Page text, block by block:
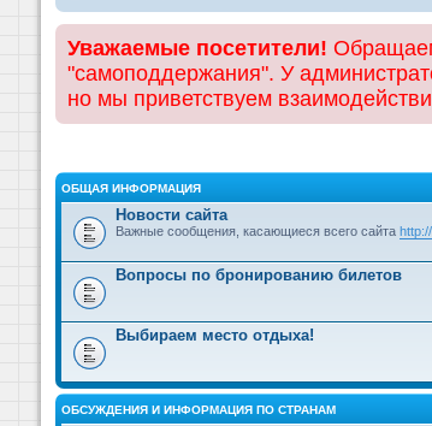
Уважаемые посетители!
"самоподдержания". У
но мы приветствуем
ОБЩАЯ ИНФОРМАЦИЯ
Новости сайта
Важные сообщения, касающиеся всего сайта
Вопросы по бронированию билетов
Выбираем место отдыха!
ОБСУЖДЕНИЯ И ИНФОРМАЦИЯ ПО СТРАНАМ